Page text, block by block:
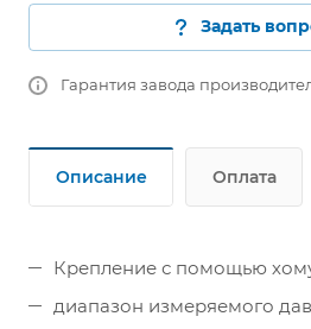
Задать
Гарантия завода
Описание Оплата
Крепление с помощью
диапазон измеряемого